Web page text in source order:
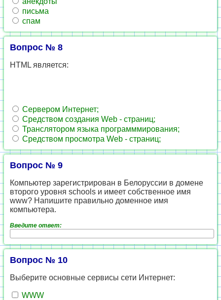
письма
спам
Вопрос № 8
HTML является:
Сервером Интернет;
Средством создания Web - страниц;
Транслятором языка программмирования;
Средством просмотра Web - страниц;
Вопрос № 9
Компьютер зарегистрирован в Белоруссии в домене
второго уровня schools и имеет собственное имя
www? Напишите правильно доменное имя
компьютера.
Введите ответ:
Вопрос № 10
Выберите основные сервисы сети Интернет:
WWW